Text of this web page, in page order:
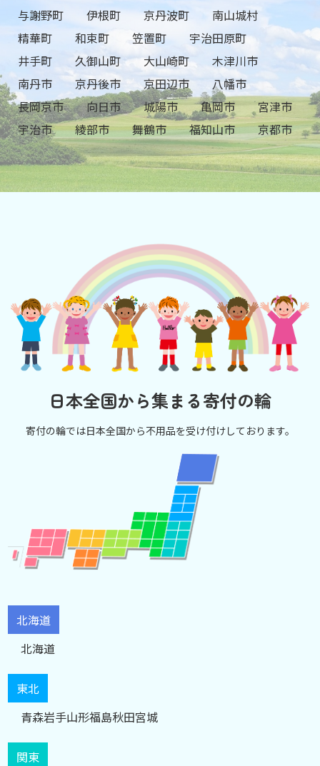
与謝野町
伊根町 京丹波町
南山城村
精華町
和束町 笠置町
宇治田原町
井手町
久御山町 大山崎町
木津川市
南丹市
京丹後市 京田辺市
八幡市
長岡京市
向日市 城陽市 亀岡市
宮津市
宇治市
綾部市 舞鶴市 福知山市 京都市
日本全国から集まる寄付の輪
寄付の輪では日本全国から不用品を受け付けしております。
北海道
北海道
東北
青森岩手山形福島秋田宮城
関東